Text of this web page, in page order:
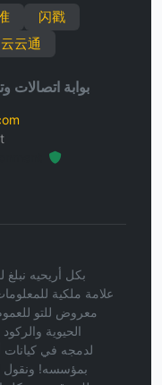
闪戳
云云通
بوابة اتصالات
بكل أريحيه
علامة ملكية
الحيوية
لدمجه في كيانات
بمؤسسه!